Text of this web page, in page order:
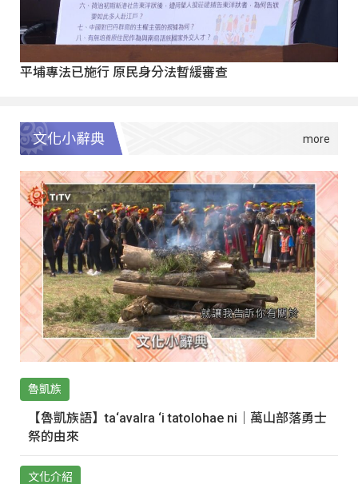
平埔專法已施行 原民身分法暫緩審查
文化小辭典
魯凱族
【魯凱族語】ta‘avalra ‘i tatolohae ni｜萬山部落勇士
祭的由來
文化介紹